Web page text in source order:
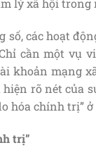
lý xã hội trong
các hoạt
cần một vụ
khoản mạng
rõ nét của
hóa chính trị”
trị”